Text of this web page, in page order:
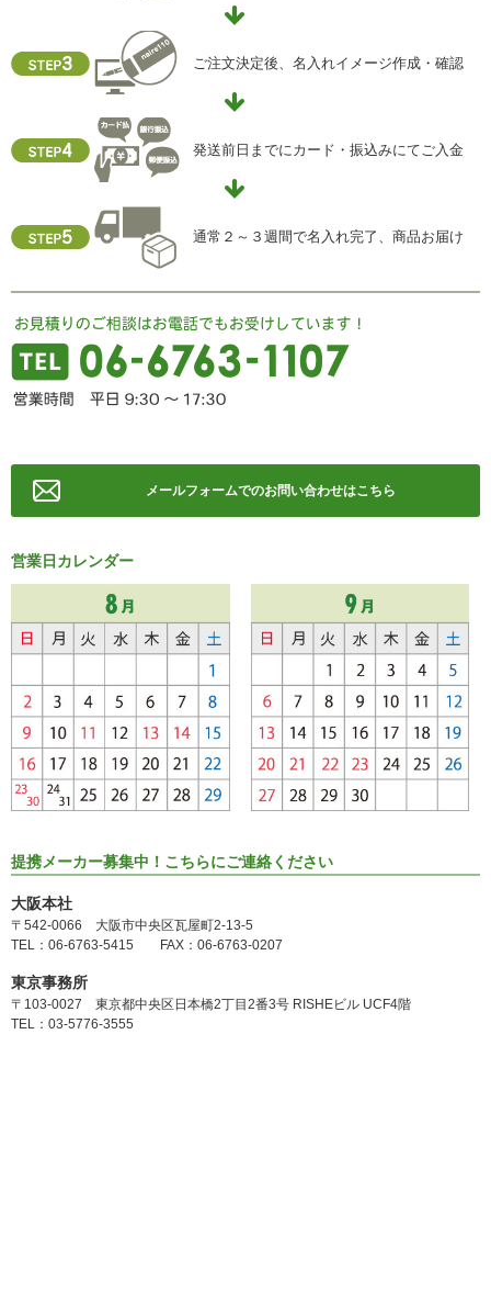
ご注文決定後、名入れイメージ作成・確認
発送前日までにカード・振込みにてご入金
通常２～３週間で名入れ完了、商品お届け
メールフォームでのお問い合わせはこちら
営業日カレンダー
提携メーカー募集中！こちらにご連絡ください
大阪本社
〒542-0066 大阪市中央区瓦屋町2-13-5
TEL：06-6763-5415 FAX：06-6763-0207
東京事務所
〒103-0027 東京都中央区日本橋2丁目2番3号 RISHEビル UCF4階
TEL：03-5776-3555